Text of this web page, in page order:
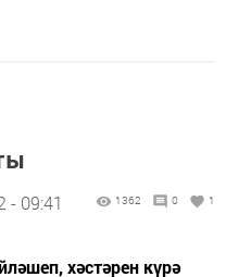
- 09:41 1362 0 1
хәстәрен күрә